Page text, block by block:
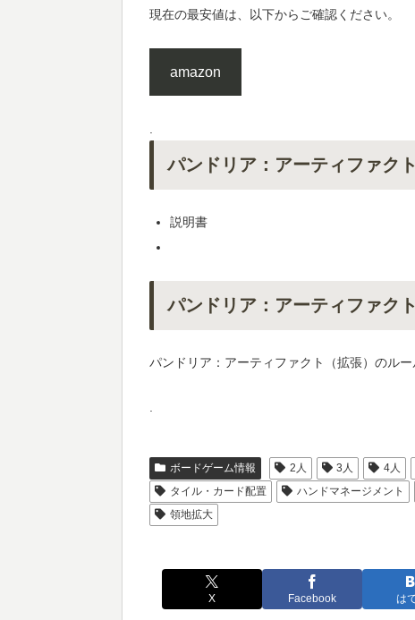
現在の最安値は、以下からご確認ください。
amazon
.
パンドリア：アーティファク
説明書
パンドリア：アーティファク
パンドリア：アーティファクト（拡張）のルー
.
ボードゲーム情報 2人 3人 4人
タイル・カード配置
ハンドマネージメント
領地拡大
X Facebook は